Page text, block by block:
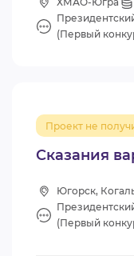
(Первый
Сказания
Проект не
Югорск,
(Первый